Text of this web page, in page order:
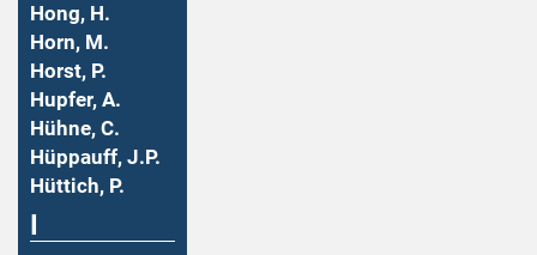
Hong, H.
Horn, M.
Horst, P.
Hupfer, A.
Hühne, C.
Hüppauff, J.P.
Hüttich, P.